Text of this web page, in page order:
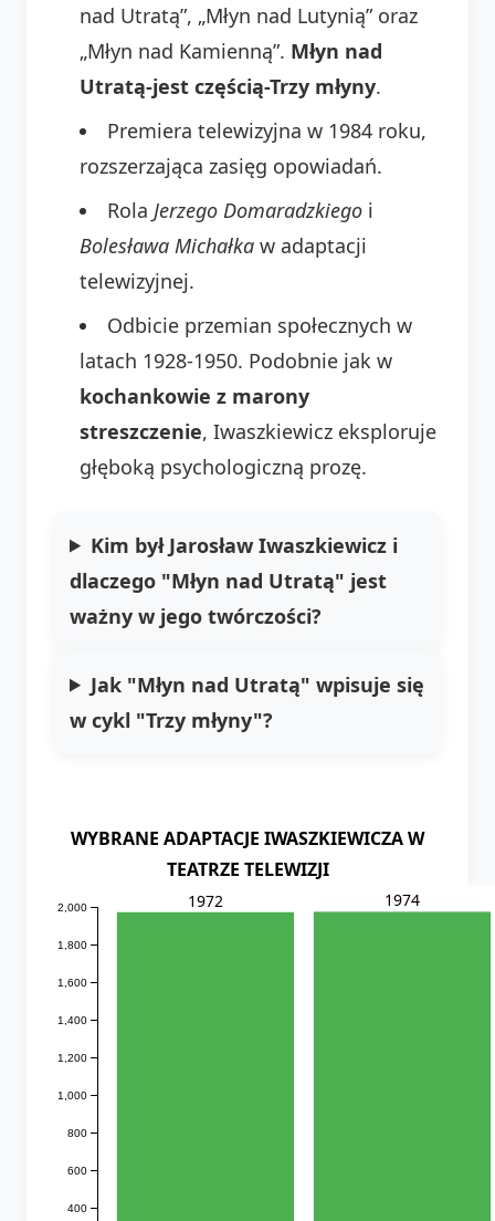
nad Utratą”, „Młyn nad Lutynią” oraz
„Młyn nad Kamienną”. Młyn nad
Utratą-jest częścią-Trzy młyny.
Premiera telewizyjna w 1984 roku,
rozszerzająca zasięg opowiadań.
Rola Jerzego Domaradzkiego i
Bolesława Michałka w adaptacji
telewizyjnej.
Odbicie przemian społecznych w
latach 1928-1950. Podobnie jak w
kochankowie z marony
streszczenie, Iwaszkiewicz eksploruje
głęboką psychologiczną prozę.
Kim był Jarosław Iwaszkiewicz i
dlaczego "Młyn nad Utratą" jest
ważny w jego twórczości?
Jak "Młyn nad Utratą" wpisuje się
w cykl "Trzy młyny"?
WYBRANE ADAPTACJE IWASZKIEWICZA W
TEATRZE TELEWIZJI
400
600
800
1,000
1,200
1,400
1,600
1,800
2,000 1972 1974